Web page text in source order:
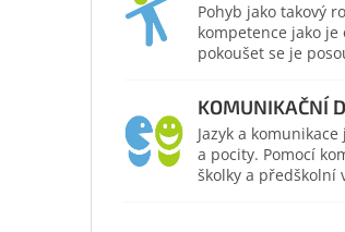
Pohyb jako takový
kompetence jako
pokoušet se je
KOMUNIKAČNÍ
Jazyk a
a pocity. Pomocí
školky a předškolní